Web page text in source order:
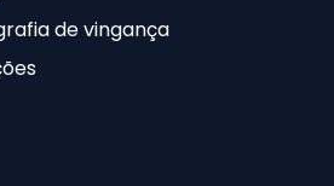
de vingança